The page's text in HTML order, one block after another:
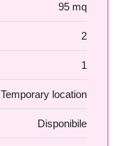
95 mq
2
1
Temporary location
Disponibile